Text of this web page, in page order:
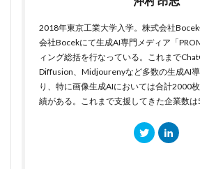
2018年東京工業大学入学。株式会社
会社Bocekにて生成AI専門メディア「
ィング総括を行なっている。これまで
Diffusion、Midjourenyなど多数の生成AI
り、特に画像生成AIにおいては合計2000
績がある。これまで支援してきた企業数は